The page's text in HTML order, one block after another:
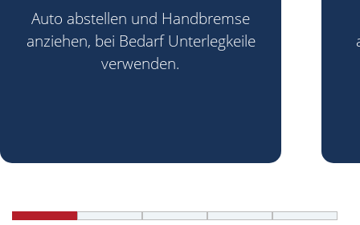
Auto abstellen und Handbremse
anziehen, bei Bedarf Unterlegkeile
verwenden.